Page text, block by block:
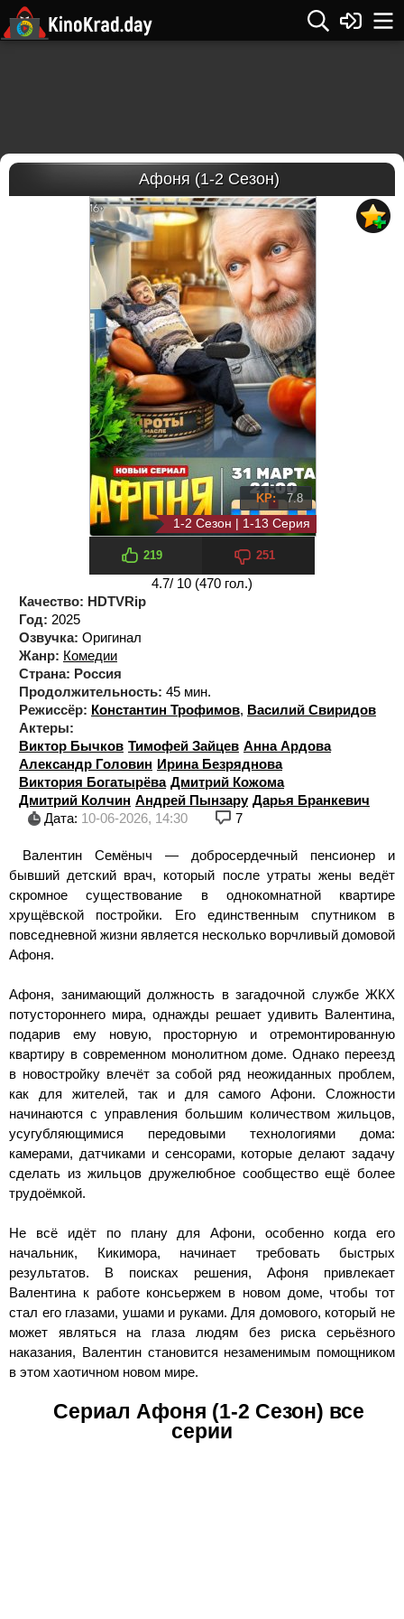
Афоня (1-2 Сезон)
1 сезон 13 серия
1-2 Сезон | 1-13 Серия
KP: 7.8
219 251
4.7/ 10 (470 гол.)
Качество: HDTVRip
Год: 2025
Озвучка: Оригинал
Жанр: Комедии
Страна: Россия
Продолжительность: 45 мин.
Режиссёр: Константин Трофимов, Василий Свиридов
Актеры:
Виктор Бычков Тимофей Зайцев Анна Ардова
Александр Головин Ирина Безряднова
Виктория Богатырёва Дмитрий Кожома
Дмитрий Колчин Андрей Пынзару Дарья Бранкевич
Дата: 10-06-2026, 14:30 7
Валентин Семёныч — добросердечный пенсионер и
бывший детский врач, который после утраты жены ведёт
скромное существование в однокомнатной квартире
хрущёвской постройки. Его единственным спутником в
повседневной жизни является несколько ворчливый домовой
Афоня.
Афоня, занимающий должность в загадочной службе ЖКХ
потустороннего мира, однажды решает удивить Валентина,
подарив ему новую, просторную и отремонтированную
квартиру в современном монолитном доме. Однако переезд
в новостройку влечёт за собой ряд неожиданных проблем,
как для жителей, так и для самого Афони. Сложности
начинаются с управления большим количеством жильцов,
усугубляющимися передовыми технологиями дома:
камерами, датчиками и сенсорами, которые делают задачу
сделать из жильцов дружелюбное сообщество ещё более
трудоёмкой.
Не всё идёт по плану для Афони, особенно когда его
начальник, Кикимора, начинает требовать быстрых
результатов. В поисках решения, Афоня привлекает
Валентина к работе консьержем в новом доме, чтобы тот
стал его глазами, ушами и руками. Для домового, который не
может являться на глаза людям без риска серьёзного
наказания, Валентин становится незаменимым помощником
в этом хаотичном новом мире.
Сериал Афоня (1-2 Сезон) все
серии